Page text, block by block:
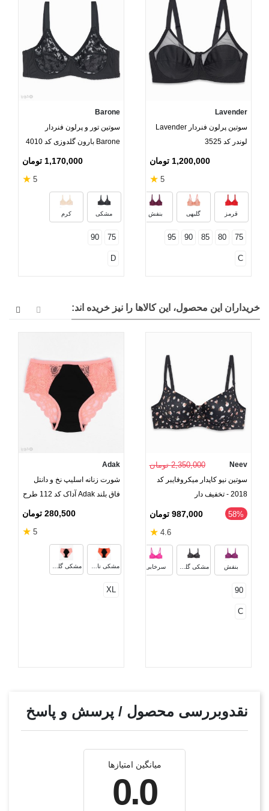
Lavender
سوتین پرلون فنردار Lavender
لوندر کد 3525
1,200,000 تومان
5
★
قرمز گلبهی بنفش
سرمه‌ای
75
80
85
90
95
C
Barone
سوتین تور و پرلون فنردار
Barone بارون گلدوزی کد 4010
1,170,000 تومان
5
★
مشکی کرم
75
90
D
خریداران این محصول، این کالاها را نیز خریده اند:
Neev 2,350,000 تومان
سوتین نیو کاپدار میکروفایبر کد
2018 - تخفیف دار
‎58% 987,000 تومان
4.6
★
بنفش مشکی گلدار سرخابی
صورتی روشن نقرآبی
90
C
Adak
شورت زنانه اسلیپ نخ و دانتل
فاق بلند Adak آداک کد 112 طرح
280,500 تومان
5
★
مشکی نارنجی مشکی گلبهی
XL
نقدوبررسی محصول / پرسش و پاسخ
میانگین امتیازها
0.0